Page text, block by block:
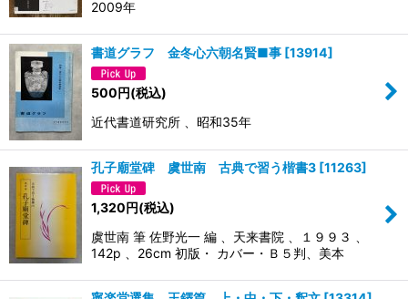
2009年
書道グラフ 金冬心六朝名賢■事 [13914]
500円(税込)
近代書道研究所 、昭和35年
孔子廟堂碑 虞世南 古典で習う楷書3 [11263]
1,320円(税込)
虞世南 筆 佐野光一 編 、天来書院 、１９９３ 、
142p 、26cm 初版・ カバー・Ｂ５判、美本